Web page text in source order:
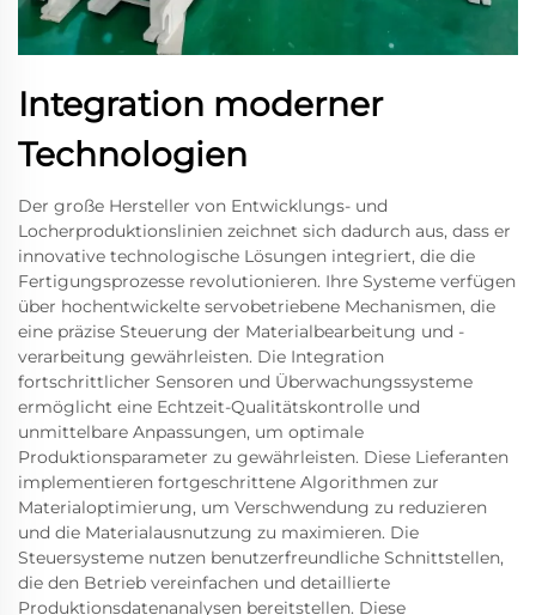
Integration moderner
Technologien
Der große Hersteller von Entwicklungs- und
Locherproduktionslinien zeichnet sich dadurch aus, dass er
innovative technologische Lösungen integriert, die die
Fertigungsprozesse revolutionieren. Ihre Systeme verfügen
über hochentwickelte servobetriebene Mechanismen, die
eine präzise Steuerung der Materialbearbeitung und -
verarbeitung gewährleisten. Die Integration
fortschrittlicher Sensoren und Überwachungssysteme
ermöglicht eine Echtzeit-Qualitätskontrolle und
unmittelbare Anpassungen, um optimale
Produktionsparameter zu gewährleisten. Diese Lieferanten
implementieren fortgeschrittene Algorithmen zur
Materialoptimierung, um Verschwendung zu reduzieren
und die Materialausnutzung zu maximieren. Die
Steuersysteme nutzen benutzerfreundliche Schnittstellen,
die den Betrieb vereinfachen und detaillierte
Produktionsdatenanalysen bereitstellen. Diese